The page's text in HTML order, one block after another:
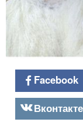
Facebook
Вконтакте